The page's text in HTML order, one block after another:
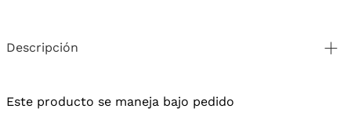
Descripción
Este producto se maneja bajo pedido